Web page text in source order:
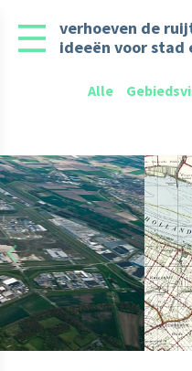
verhoeven de
ideeën voor stad
Alle
Previous